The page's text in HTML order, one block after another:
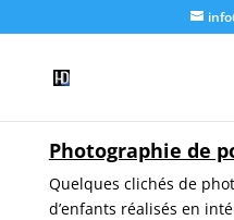
Photographie de
Quelques clichés de
d’enfants réalisés en